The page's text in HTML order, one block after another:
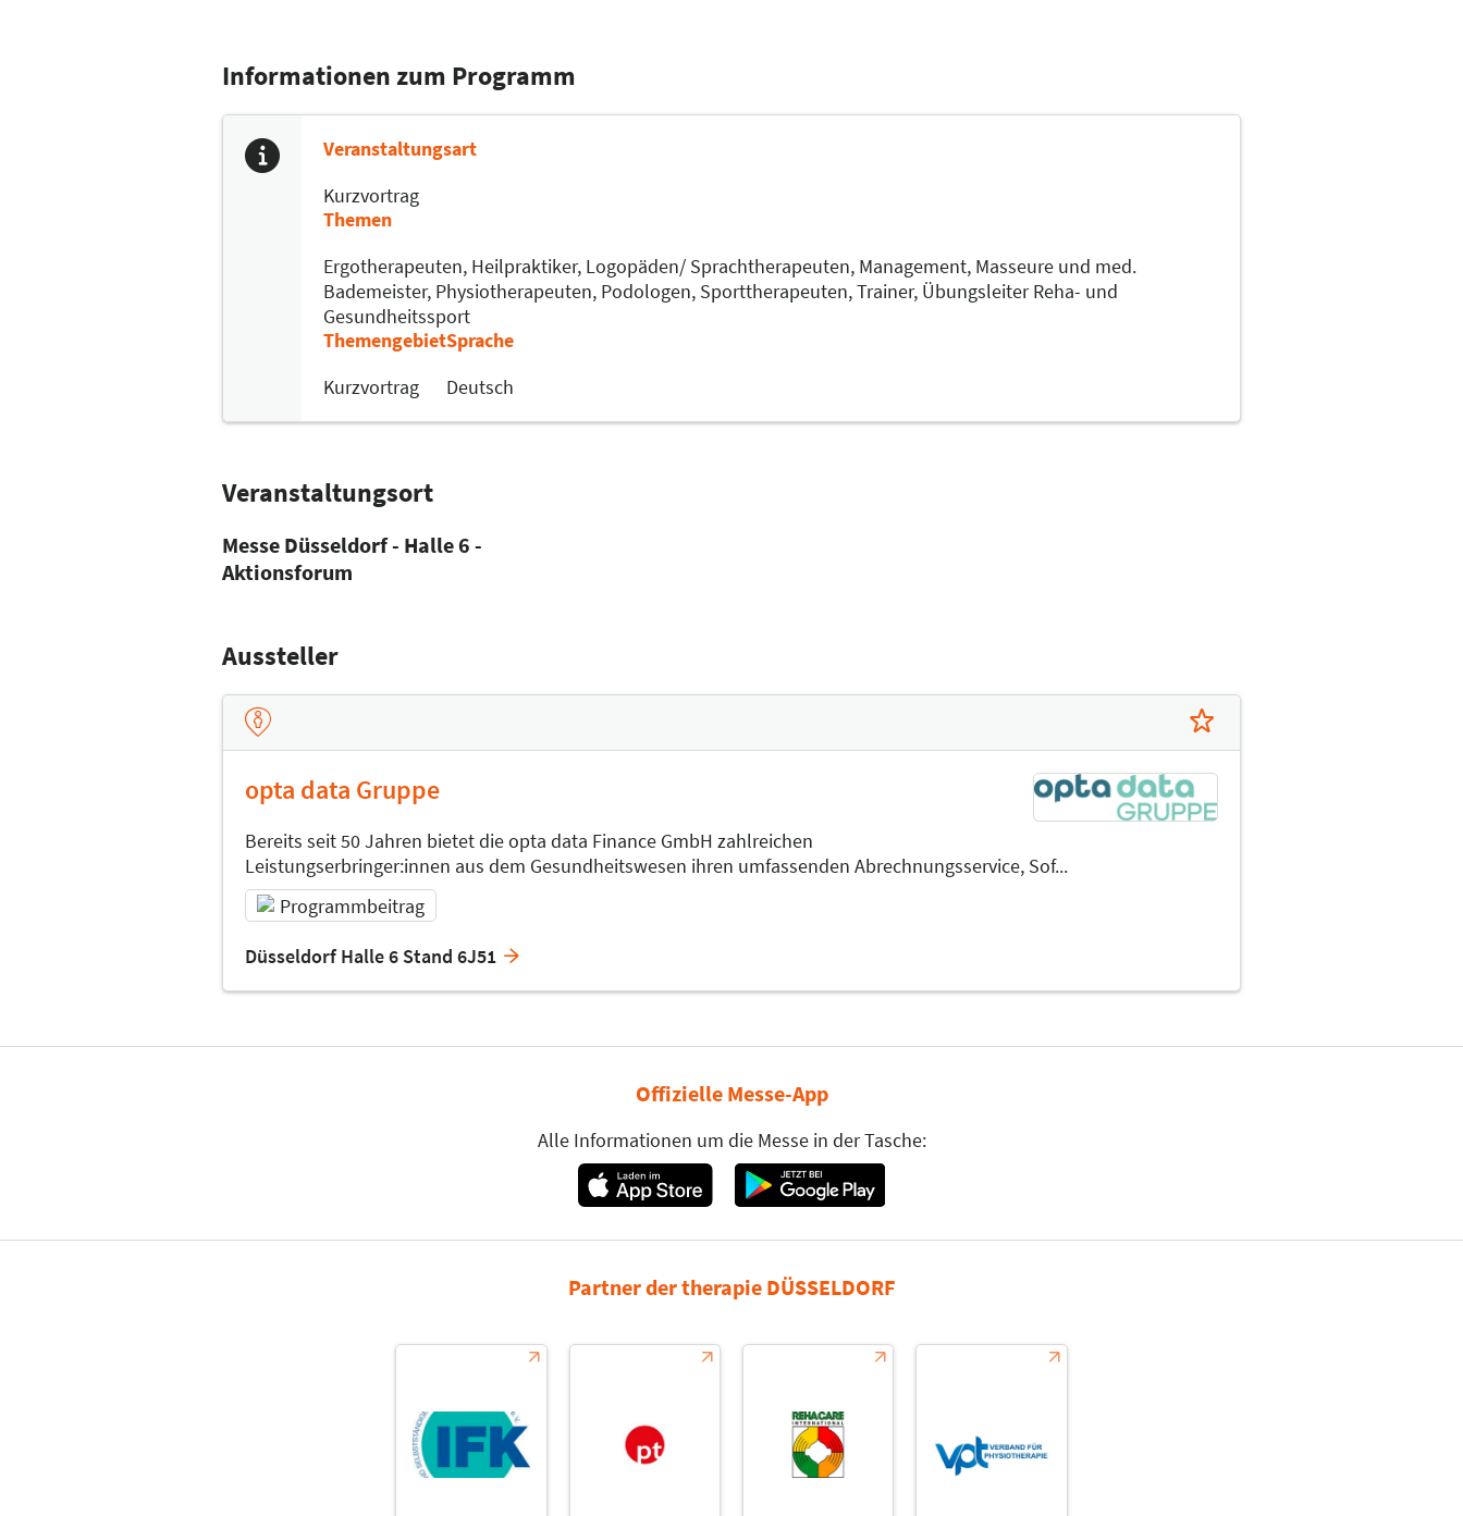
Informationen zum Programm
Veranstaltungsart
Kurzvortrag
Themen
Ergotherapeuten, Heilpraktiker, Logopäden/ Sprachtherapeuten, Management, Masseure und med.
Bademeister, Physiotherapeuten, Podologen, Sporttherapeuten,Trainer, Übungsleiter Reha- und
Gesundheitssport
Themengebiet
Kurzvortrag
Sprache
Deutsch
Veranstaltungsort
Messe Düsseldorf - Halle 6 -
Aktionsforum
Aussteller
opta data Gruppe
Bereits seit 50 Jahren bietet die opta data Finance GmbH zahlreichen
Leistungserbringer:innen aus dem Gesundheitswesen ihren umfassenden Abrechnungsservice, Sof...
Programmbeitrag
Düsseldorf Halle 6 Stand 6J51
Offizielle Messe-App
Alle Informationen um die Messe in der Tasche:
Partner der therapie DÜSSELDORF